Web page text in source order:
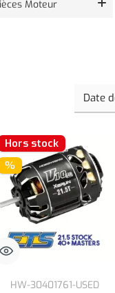
Moteur
Hors stock
%
HW-30401761-USED